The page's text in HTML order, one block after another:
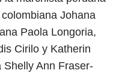
Johana
Paola Longoria,
Cirilo y Katherin
Shelly Ann Fraser-